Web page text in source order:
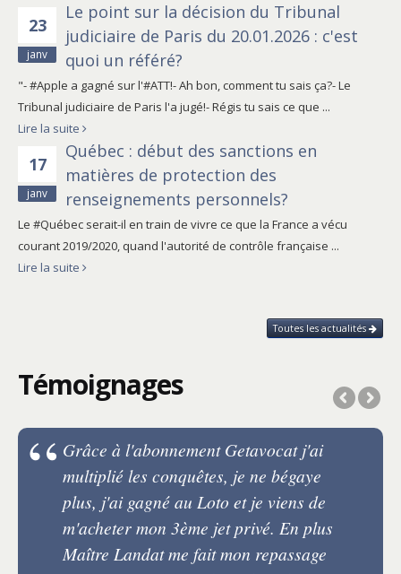
23
janv
Le point sur la décision du Tribunal
judiciaire de Paris du 20.01.2026 : c'est
quoi un référé?
"- #Apple a gagné sur l'#ATT!- Ah bon, comment tu sais ça?- Le
Tribunal judiciaire de Paris l'a jugé!- Régis tu sais ce que ...
Lire la suite
17
janv
Québec : début des sanctions en
matières de protection des
renseignements personnels?
Le #Québec serait-il en train de vivre ce que la France a vécu
courant 2019/2020, quand l'autorité de contrôle française ...
Lire la suite
Toutes les actualités
Témoignages
Grâce à l'abonnement Getavocat j'ai
multiplié les conquêtes, je ne bégaye
plus, j'ai gagné au Loto et je viens de
m'acheter mon 3ème jet privé. En plus
Maître Landat me fait mon repassage